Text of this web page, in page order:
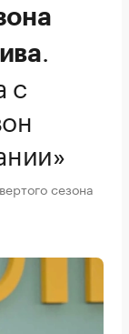
.
с
сезона